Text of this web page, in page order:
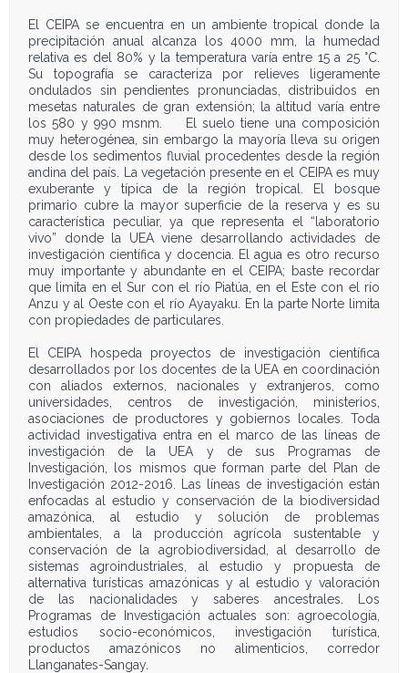
El CEIPA se encuentra en un ambiente tropical donde la
precipitación anual alcanza los 4000 mm, la humedad
relativa es del 80% y la temperatura varía entre 15 a 25 °C.
Su topografía se caracteriza por relieves ligeramente
ondulados sin pendientes pronunciadas, distribuidos en
mesetas naturales de gran extensión; la altitud varía entre
los 580 y 990 msnm. El suelo tiene una composición
muy heterogénea, sin embargo la mayoría lleva su origen
desde los sedimentos fluvial procedentes desde la región
andina del país. La vegetación presente en el CEIPA es muy
exuberante y típica de la región tropical. El bosque
primario cubre la mayor superficie de la reserva y es su
característica peculiar, ya que representa el “laboratorio
vivo” donde la UEA viene desarrollando actividades de
investigación científica y docencia. El agua es otro recurso
muy importante y abundante en el CEIPA; baste recordar
que limita en el Sur con el río Piatúa, en el Este con el río
Anzu y al Oeste con el río Ayayaku. En la parte Norte limita
con propiedades de particulares.
El CEIPA hospeda proyectos de investigación científica
desarrollados por los docentes de la UEA en coordinación
con aliados externos, nacionales y extranjeros, como
universidades, centros de investigación, ministerios,
asociaciones de productores y gobiernos locales. Toda
actividad investigativa entra en el marco de las líneas de
investigación de la UEA y de sus Programas de
Investigación, los mismos que forman parte del Plan de
Investigación 2012-2016. Las líneas de investigación están
enfocadas al estudio y conservación de la biodiversidad
amazónica, al estudio y solución de problemas
ambientales, a la producción agrícola sustentable y
conservación de la agrobiodiversidad, al desarrollo de
sistemas agroindustriales, al estudio y propuesta de
alternativa turísticas amazónicas y al estudio y valoración
de las nacionalidades y saberes ancestrales. Los
Programas de Investigación actuales son: agroecología,
estudios socio-económicos, investigación turística,
productos amazónicos no alimenticios, corredor
Llanganates-Sangay.